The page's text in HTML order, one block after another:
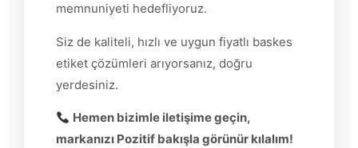
memnuniyeti hedefliyoruz.
Siz de kaliteli, hızlı ve uygun fiyatlı baskes
etiket çözümleri arıyorsanız, doğru
yerdesiniz.
Hemen bizimle iletişime geçin,
markanızı Pozitif bakışla görünür kılalım!